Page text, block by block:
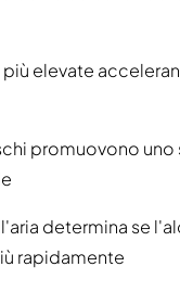
elevate
promuovono uno
determina se
rapidamente